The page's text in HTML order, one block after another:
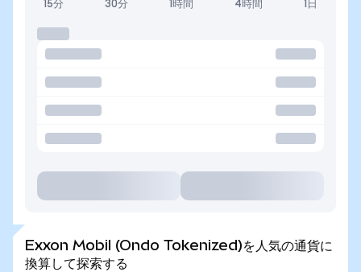
15分 30分 1時間 4時間 1日
Exxon Mobil (Ondo Tokenized)を人気の通貨に
換算して探索する